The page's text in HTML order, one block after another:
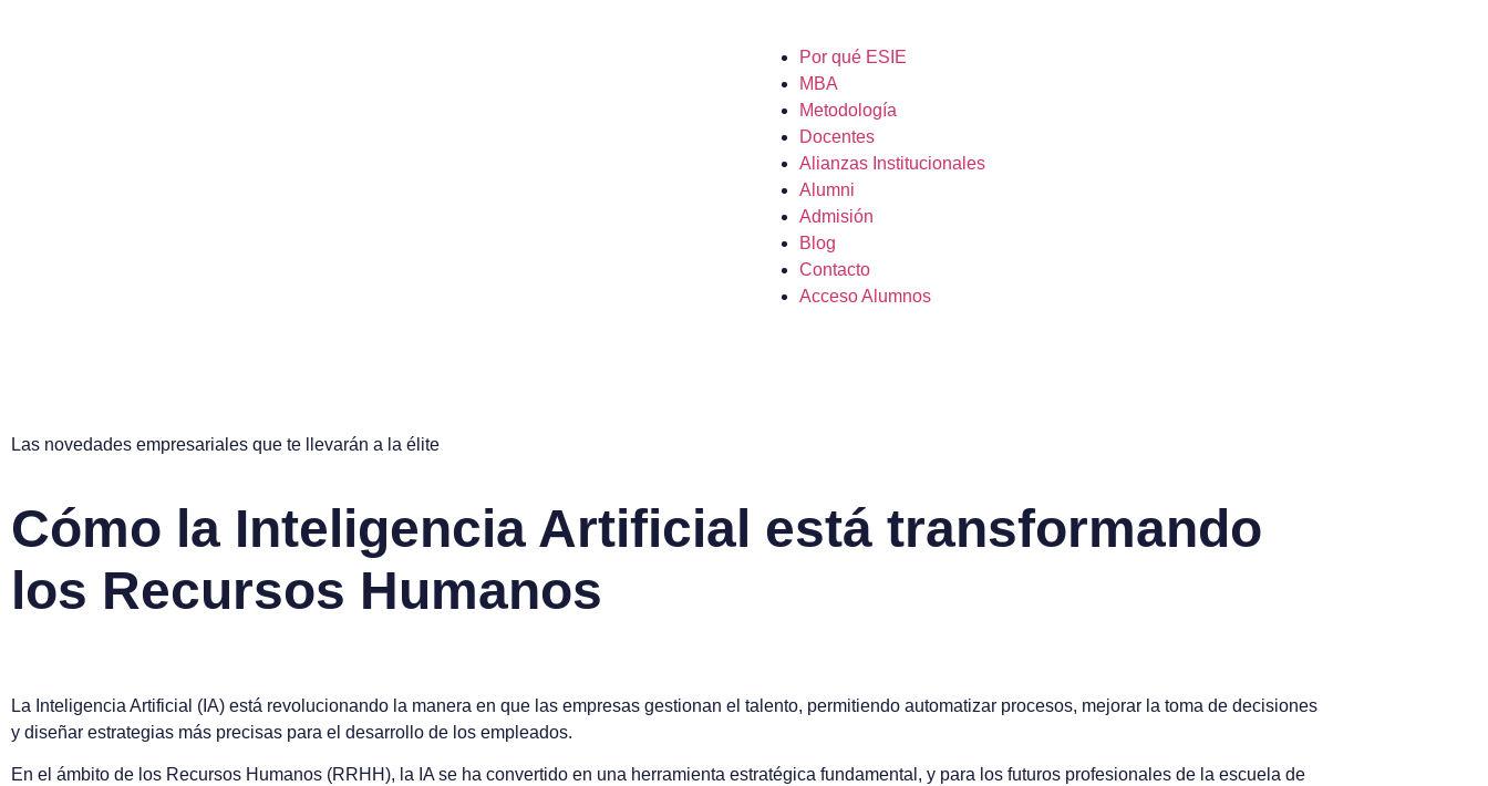
Por qué ESIE
MBA
Metodología
Docentes
Alianzas Institucionales
Alumni
Admisión
Blog
Contacto
Acceso Alumnos
Las novedades empresariales que te llevarán a la élite
Cómo la Inteligencia Artificial está transformando
los Recursos Humanos
La Inteligencia Artificial (IA) está revolucionando la manera en que las empresas gestionan el talento, permitiendo automatizar procesos, mejorar la toma de decisiones
y diseñar estrategias más precisas para el desarrollo de los empleados.
En el ámbito de los Recursos Humanos (RRHH), la IA se ha convertido en una herramienta estratégica fundamental, y para los futuros profesionales de la escuela de